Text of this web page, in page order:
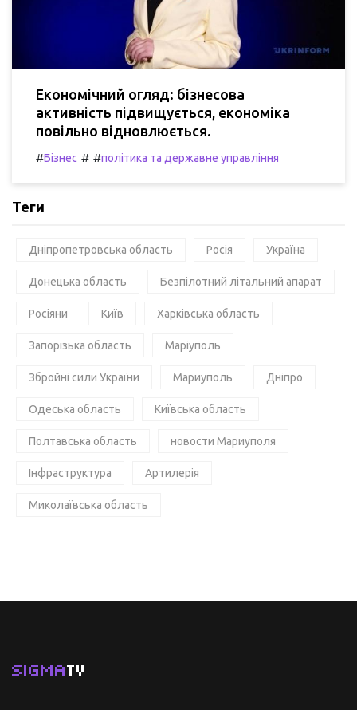
Економічний огляд: бізнесова
активність підвищується, економіка
повільно відновлюється.
#Бізнес # #політика та державне управління
Теги
Дніпропетровська область Росія Україна
Донецька область Безпілотний літальний апарат
Росіяни Київ Харківська область
Запорізька область Маріуполь
Збройні сили України Мариуполь Дніпро
Одеська область Київська область
Полтавська область новости Мариуполя
Інфраструктура Артилерія
Миколаївська область
SIGMATV